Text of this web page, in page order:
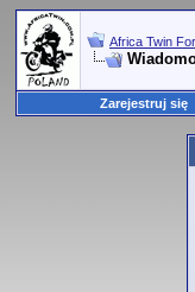
Africa Twin
Zarejestruj się